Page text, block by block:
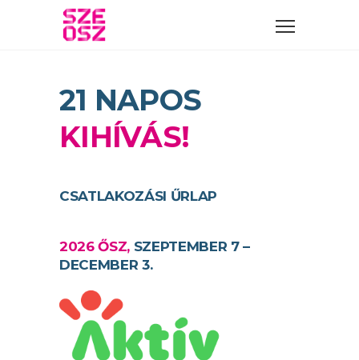
21 NAPOS
KIHÍVÁS!
CSATLAKOZÁSI ŰRLAP
2026 ŐSZ,SZEPTEMBER 7 –
DECEMBER 3.